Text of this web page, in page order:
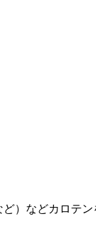
）などカロテ